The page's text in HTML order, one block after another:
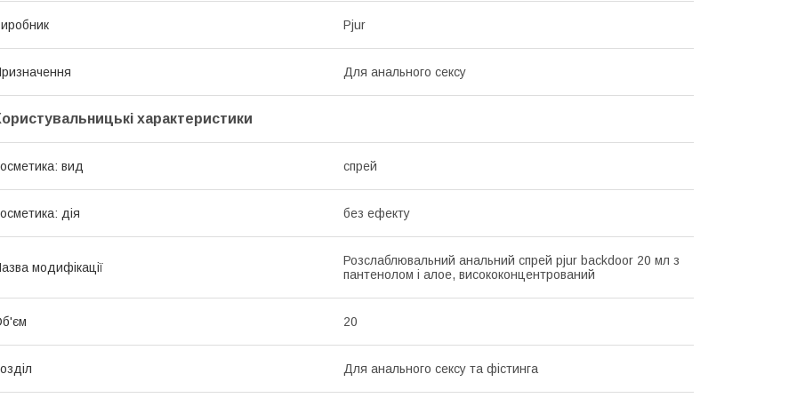
Pjur
Для анального сексу
характеристики
вид спрей
дія без ефекту
модифікації
Розслаблювальний анальний спрей pjur backdoor 20 мл з
пантенолом і алое, висококонцентрований
20
Для анального сексу та фістинга